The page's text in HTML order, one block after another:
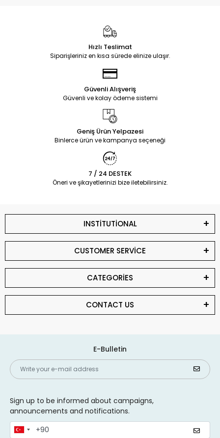
Hızlı Teslimat
Siparişleriniz en kısa sürede elinize ulaşır.
Güvenli Alışveriş
Güvenli ve kolay ödeme sistemi
Geniş Ürün Yelpazesi
Binlerce ürün ve kampanya seçeneği
7 / 24 DESTEK
Öneri ve şikayetlerinizi bize iletebilirsiniz.
INSTİTUTİONAL
CUSTOMER SERVİCE
CATEGORİES
CONTACT US
E-Bulletin
Sign up to be informed about campaigns,
announcements and notifications.